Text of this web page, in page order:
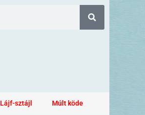
Lájf-sztájl Múlt köde